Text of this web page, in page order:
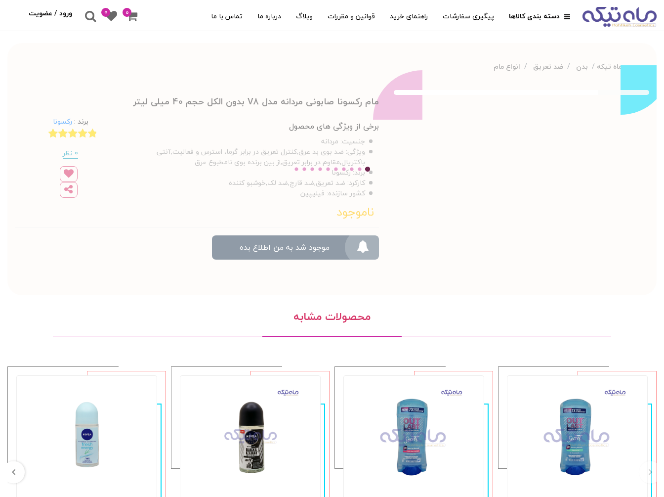
دسته بندی کالاها پیگیری سفارشات راهنمای خرید قوانین و مقررات وبلاگ درباره ما تماس با ما ۰ 0 ورود / عضویت
ماه تیکه بدن ضد تعریق انواع مام
مام رکسونا صابونی مردانه مدل V8 بدون الکل حجم 40 میلی لیتر
برخی از ویژگی های محصول
جنسیت: مردانه
ویژگی: ضد بوی بد عرق,کنترل تعریق در برابر گرما، استرس و فعالیت,آنتی
باکتریال,مقاوم در برابر تعریق,از بین برنده بوی نامطبوع عرق
برند:رکسونا
کارکرد: ضد تعریق,ضد قارچ,ضد لک,خوشبو کننده
کشور سازنده: فیلیپین
ناموجود
برند : رکسونا
0 نظر
موجود شد به من اطلاع بده
محصولات مشابه